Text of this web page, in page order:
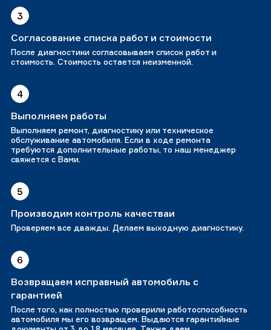
3
Согласование списка работ и стоимости
После диагностики согласовываем список работ и
стоимость. Стоимость остается неизменной.
4
Выполняем работы
Выполняем ремонт, диагностику или техническое
обслуживание автомобиля. Если в ходе ремонта
требуются дополнительные работы, то наш менеджер
свяжется с Вами.
5
Производим контроль качестваи
Проверяем все дважды. Делаем выходную диагностику.
6
Возвращаем исправный автомобиль с
гарантией
После того, как полностью проверили работоспособность
автомобиля мы его возвращем. Выдаются гарантийные